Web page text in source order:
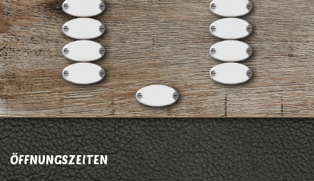
ÖFFNUNGSZEITEN